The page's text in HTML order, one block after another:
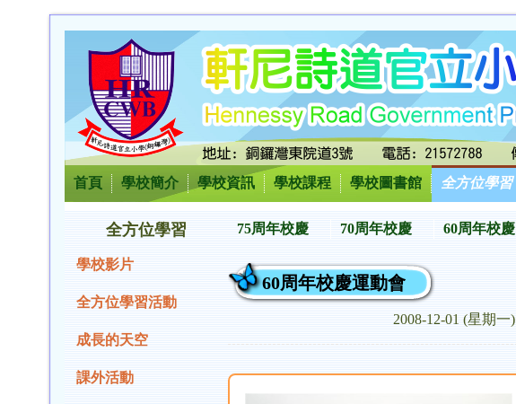
首頁 學校簡介 學校資訊 學校課程 學校圖書館 全方位學習
全方位學習
學校影片
全方位學習活動
成長的天空
課外活動
75周年校慶 70周年校慶 60周年校慶
60周年校慶運動會
2008-12-01 (星期一)